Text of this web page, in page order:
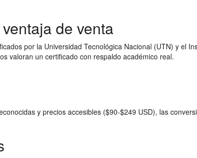
ventaja de venta
por la Universidad Tecnológica Nacional (UTN) y el
valoran un certificado con respaldo académico real.
y precios accesibles ($90-$249 USD), las